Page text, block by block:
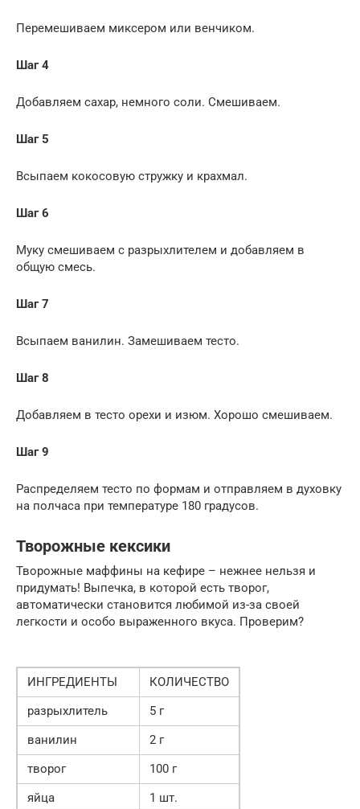
Перемешиваем миксером или венчиком.
Шаг 4
Добавляем сахар, немного соли. Смешиваем.
Шаг 5
Всыпаем кокосовую стружку и крахмал.
Шаг 6
Муку смешиваем с разрыхлителем и добавляем в
общую смесь.
Шаг 7
Всыпаем ванилин. Замешиваем тесто.
Шаг 8
Добавляем в тесто орехи и изюм. Хорошо смешиваем.
Шаг 9
Распределяем тесто по формам и отправляем в духовку
на полчаса при температуре 180 градусов.
Творожные кексики
Творожные маффины на кефире – нежнее нельзя и
придумать! Выпечка, в которой есть творог,
автоматически становится любимой из-за своей
легкости и особо выраженного вкуса. Проверим?
ИНГРЕДИЕНТЫ
КОЛИЧЕСТВО
разрыхлитель
5 г
ванилин
2 г
творог
100 г
яйца
1 шт.